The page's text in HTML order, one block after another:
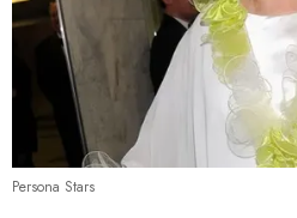
Persona Stars